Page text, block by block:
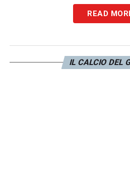
trattativa principale
Juventus potrebbe infatti
per abbassare le pretese
superare i ricchi club
READ
IL CALCIO DEL